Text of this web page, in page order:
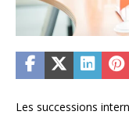
Les successions